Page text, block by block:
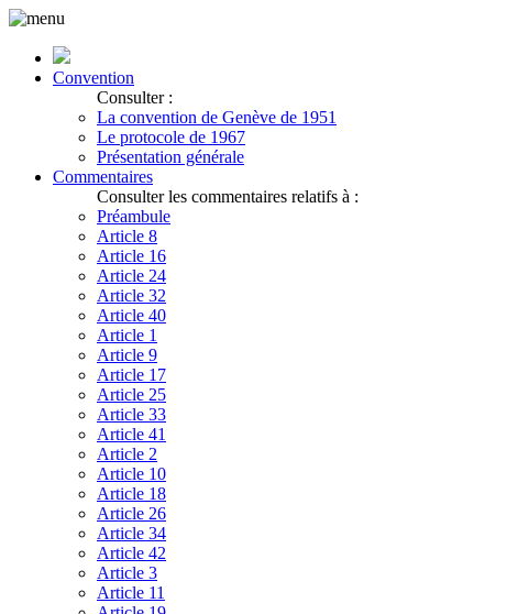
Convention
Consulter :
La convention de Genève de 1951
Le protocole de 1967
Présentation générale
Commentaires
Consulter les commentaires relatifs à :
Préambule
Article 8
Article 16
Article 24
Article 32
Article 40
Article 1
Article 9
Article 17
Article 25
Article 33
Article 41
Article 2
Article 10
Article 18
Article 26
Article 34
Article 42
Article 3
Article 11